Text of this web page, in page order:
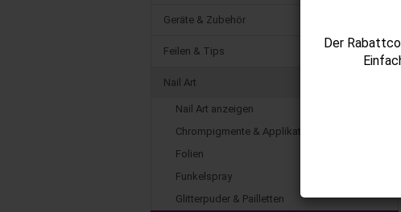
Der
Geräte & Zubehör
Feilen & Tips
Nail Art
Nail Art anzeigen
Chrompigmente & Applikator
Folien
Funkelspray
Glitterpuder & Pailletten